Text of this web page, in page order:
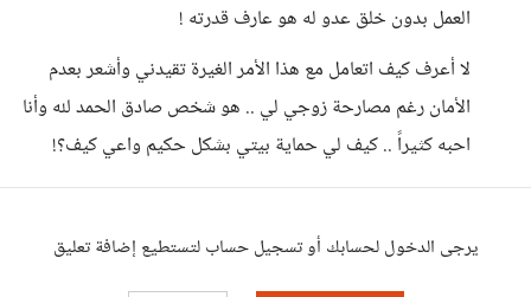
العمل بدون خلق عدو له هو عارف قدرته !
لا أعرف كيف اتعامل مع هذا الأمر الغيرة تقيدني وأشعر بعدم
الأمان رغم مصارحة زوجي لي .. هو شخص صادق الحمد لله وأنا
احبه كثيراً .. كيف لي حماية بيتي بشكل حكيم واعي كيف؟!
يرجى الدخول لحسابك أو تسجيل حساب لتستطيع إضافة تعليق